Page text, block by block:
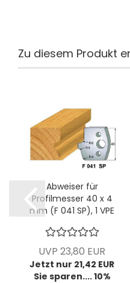
Zu diesem Produkt
Abweiser für
Profilmesser 40 x 4
mm (F 041 SP), 1 VPE
UVP 23,80 EUR
Jetzt nur 21,42 EUR
Sie sparen.... 10%